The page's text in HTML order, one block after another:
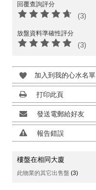
回覆查詢評分
(3)
放盤資料準確性評分
(3)
加入到我的心水名單
打印此頁
發送電郵給好友
報告錯誤
樓盤在相同大廈
此物業的其它出售盤 (3)